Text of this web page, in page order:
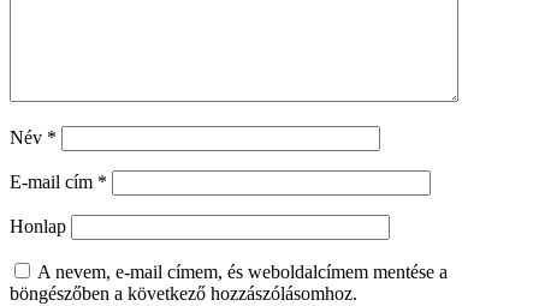
Név *
E-mail cím *
Honlap
A nevem, e-mail címem, és weboldalcímem mentése a
böngészőben a következő hozzászólásomhoz.